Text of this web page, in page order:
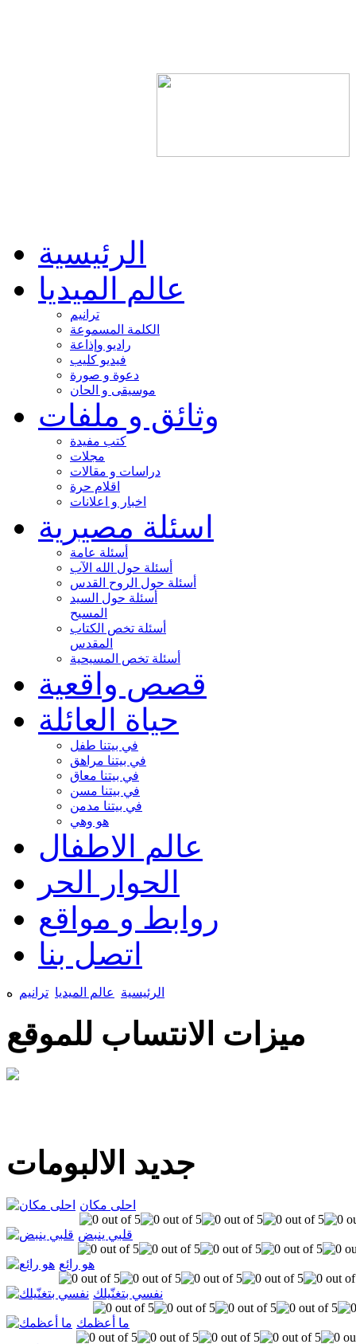
الرئيسية
عالم الميديا
ترانيم
الكلمة المسموعة
راديو وإذاعة
فيديو كليب
دعوة و صورة
موسيقى و الحان
وثائق و ملفات
كتب مفيدة
مجلات
دراسات و مقالات
اقلام حرة
اخبار و اعلانات
اسئلة مصيرية
أسئلة عامة
أسئلة حول الله الآب
أسئلة حول الروح القدس
أسئلة حول السيد
المسيح
أسئلة تخص الكتاب
المقدس
أسئلة تخص المسيحية
قصص واقعية
حياة العائلة
في بيتنا طفل
في بيتنا مراهق
في بيتنا معاق
في بيتنا مسن
في بيتنا مدمن
هو وهي
عالم الاطفال
الحوار الحر
روابط و مواقع
اتصل بنا
الرئيسية عالم الميديا ترانيم ه
ميزات الانتساب للموقع
جديد الالبومات
احلى مكان
قلبي ينبض
هو رائع
نفسي بتغنّيلك
ما أعظمك